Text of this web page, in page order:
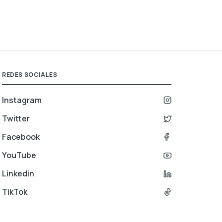
REDES SOCIALES
Instagram
Twitter
Facebook
YouTube
Linkedin
TikTok